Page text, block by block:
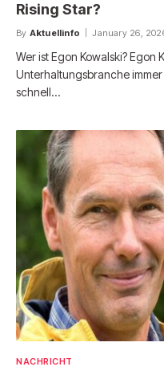
Rising Star?
By Aktuellinfo January 26,
Wer ist Egon Kowalski? Egon
Unterhaltungsbranche
schnell…
NACHRICHT